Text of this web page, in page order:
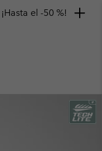
el -50 %!